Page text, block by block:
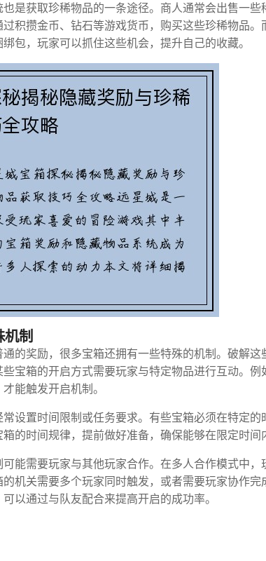
是获取珍稀物品的一条途径。商人通常会出售一
过积攒金币、钻石等游戏货币，购买这些珍稀物品
包，玩家可以抓住这些机会，提升自己的收藏。
机制
的奖励，很多宝箱还拥有一些特殊的机制。破解
宝箱的开启方式需要玩家与特定物品进行互动。
能触发开启机制。
设置时间限制或任务要求。有些宝箱必须在特定
的时间规律，提前做好准备，确保能够在限定时间
能需要玩家与其他玩家合作。在多人合作模式中
机关需要多个玩家同时触发，或者需要玩家协作
以通过与队友配合来提高开启的成功率。